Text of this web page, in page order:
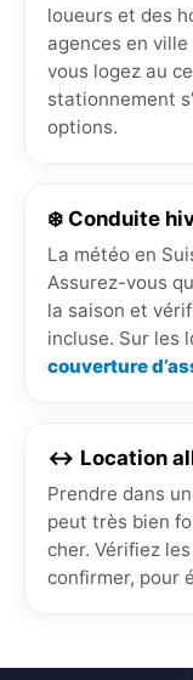
loueurs et des
agences en
vous logez au
stationnement
options.
❄️ Conduite
La météo en
Assurez-vous
la saison et
incluse. Sur les
couverture
↔️ Location
Prendre dans
peut très bien
cher. Vérifiez
confirmer, pour